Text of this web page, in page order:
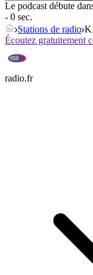
Le podcast débute
- 0 sec.
Stations de radio
Écoutez gratuitement
radio.fr